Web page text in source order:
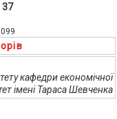
37
кафедри економічної
імені Тараса Шевченка